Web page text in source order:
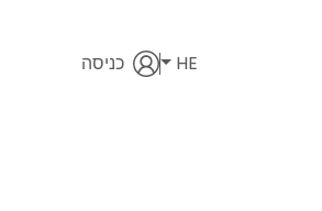
HE כניסה